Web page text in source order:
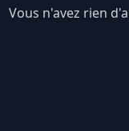
Vous n'avez rien